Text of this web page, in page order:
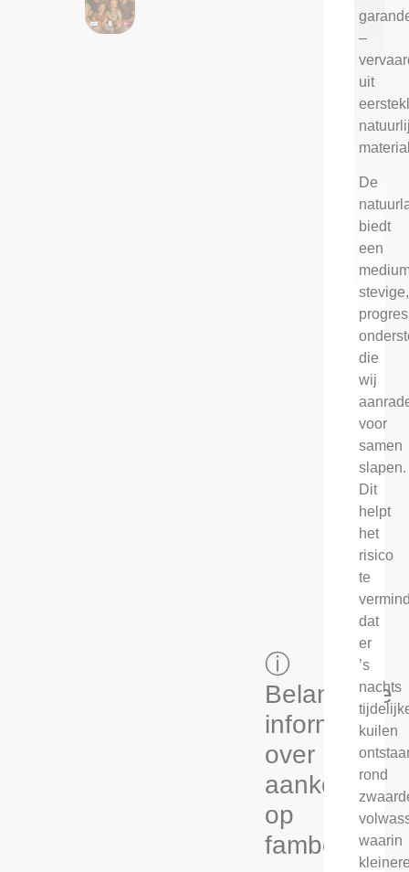
ⓘ
Belangrijke
informatie
over
aankopen
op
fambed.nl
–
uit
De
biedt
een
stevige,
die
wij
voor
samen
slapen.
Dit
helpt
het
risico
te
dat
er
’s
nachts
kuilen
rond
waarin